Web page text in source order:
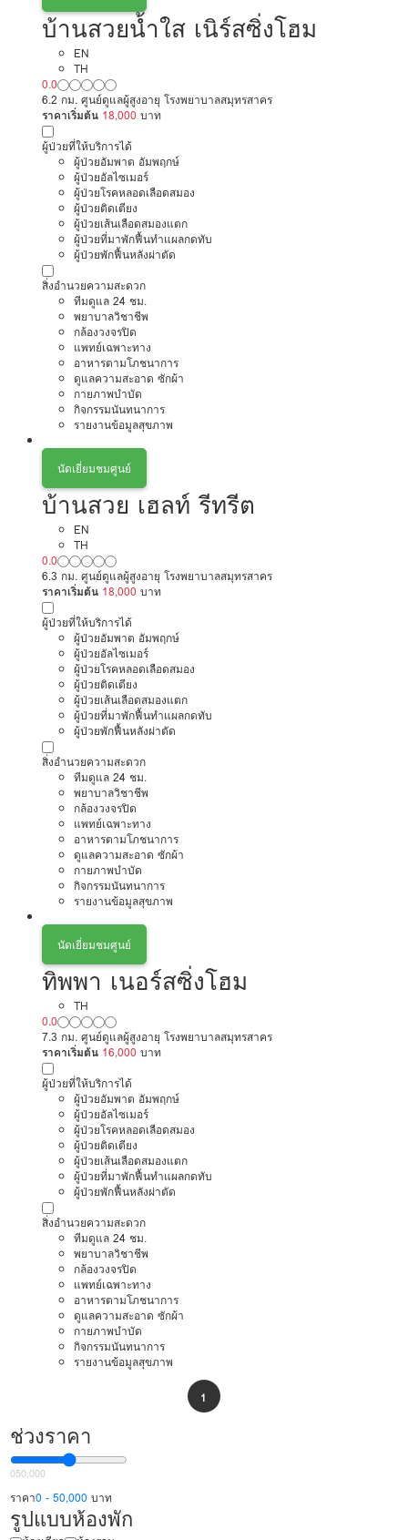
บ้านสวยน้ำใส เนิร์สซิ่งโฮม
EN
TH
0.0
6.2 กม. ศูนย์ดูแลผู้สูงอายุ โรงพยาบาลสมุทรสาคร
ราคาเริ่มต้น 18,000 บาท
ผู้ป่วยที่ให้บริการได้
ผู้ป่วยอัมพาต อัมพฤกษ์
ผู้ป่วยอัลไซเมอร์
ผู้ป่วยโรคหลอดเลือดสมอง
ผู้ป่วยติดเตียง
ผู้ป่วยเส้นเลือดสมองแตก
ผู้ป่วยที่มาพักฟื้นทำแผลกดทับ
ผู้ป่วยพักฟื้นหลังผ่าตัด
สิ่งอำนวยความสะดวก
ทีมดูแล 24 ชม.
พยาบาลวิชาชีพ
กล้องวงจรปิด
แพทย์เฉพาะทาง
อาหารตามโภชนาการ
ดูแลความสะอาด ซักผ้า
กายภาพบำบัด
กิจกรรมนันทนาการ
รายงานข้อมูลสุขภาพ
นัดเยี่ยมชมศูนย์
บ้านสวย เฮลท์ รีทรีต
EN
TH
0.0
6.3 กม. ศูนย์ดูแลผู้สูงอายุ โรงพยาบาลสมุทรสาคร
ราคาเริ่มต้น 18,000 บาท
ผู้ป่วยที่ให้บริการได้
ผู้ป่วยอัมพาต อัมพฤกษ์
ผู้ป่วยอัลไซเมอร์
ผู้ป่วยโรคหลอดเลือดสมอง
ผู้ป่วยติดเตียง
ผู้ป่วยเส้นเลือดสมองแตก
ผู้ป่วยที่มาพักฟื้นทำแผลกดทับ
ผู้ป่วยพักฟื้นหลังผ่าตัด
สิ่งอำนวยความสะดวก
ทีมดูแล 24 ชม.
พยาบาลวิชาชีพ
กล้องวงจรปิด
แพทย์เฉพาะทาง
อาหารตามโภชนาการ
ดูแลความสะอาด ซักผ้า
กายภาพบำบัด
กิจกรรมนันทนาการ
รายงานข้อมูลสุขภาพ
นัดเยี่ยมชมศูนย์
ทิพพา เนอร์สซิ่งโฮม
TH
0.0
7.3 กม. ศูนย์ดูแลผู้สูงอายุ โรงพยาบาลสมุทรสาคร
ราคาเริ่มต้น 16,000 บาท
ผู้ป่วยที่ให้บริการได้
ผู้ป่วยอัมพาต อัมพฤกษ์
ผู้ป่วยอัลไซเมอร์
ผู้ป่วยโรคหลอดเลือดสมอง
ผู้ป่วยติดเตียง
ผู้ป่วยเส้นเลือดสมองแตก
ผู้ป่วยที่มาพักฟื้นทำแผลกดทับ
ผู้ป่วยพักฟื้นหลังผ่าตัด
สิ่งอำนวยความสะดวก
ทีมดูแล 24 ชม.
พยาบาลวิชาชีพ
กล้องวงจรปิด
แพทย์เฉพาะทาง
อาหารตามโภชนาการ
ดูแลความสะอาด ซักผ้า
กายภาพบำบัด
กิจกรรมนันทนาการ
รายงานข้อมูลสุขภาพ
1
ช่วงราคา
050,000
ราคา0 - 50,000 บาท
รูปแบบห้องพัก